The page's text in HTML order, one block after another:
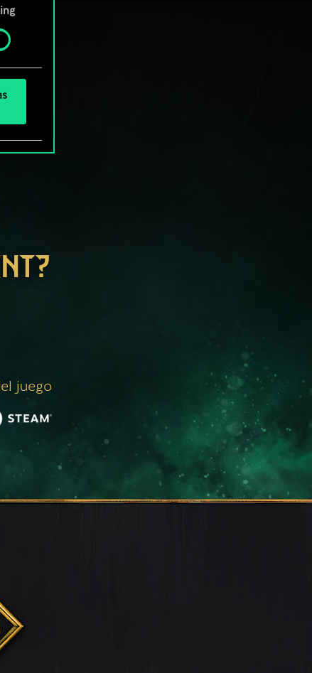
juego